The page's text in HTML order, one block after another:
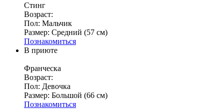
Стинг
Возраст:
Пол: Мальчик
Размер: Средний (57 см)
Познакомиться
В приюте
Франческа
Возраст:
Пол: Девочка
Размер: Большой (66 см)
Познакомиться